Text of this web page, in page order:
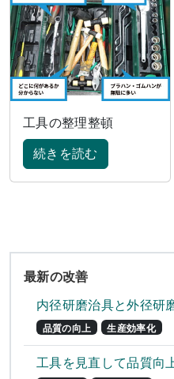
工具の整理整頓
続きを読む
最新の改善
内径研磨治具と外径研
品質の向上 生産効率化
工具を見直して品質向